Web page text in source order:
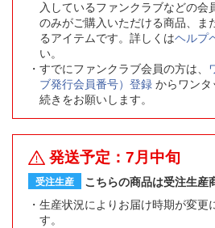
入しているファンクラブなどの会
のみがご購入いただける商品、ま
るアイテムです。詳しくはヘルプ
い。
すでにファンクラブ会員の方は、
ブ発行会員番号）登録 からワンタ
続きをお願いします。
発送予定：7月中旬
受注生産
こちらの商品は受注生産
生産状況によりお届け時期が変更
す。